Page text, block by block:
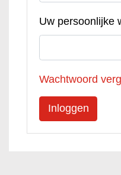
Uw persoonlijke
Wachtwoord